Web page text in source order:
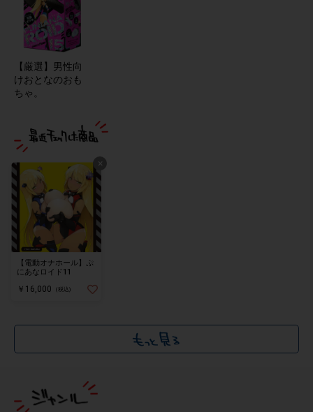
【厳選】男性向
けおとなのおも
ちゃ。
×
【電動オナホール】ぷ
にあなロイド11
￥16,000 (税込)